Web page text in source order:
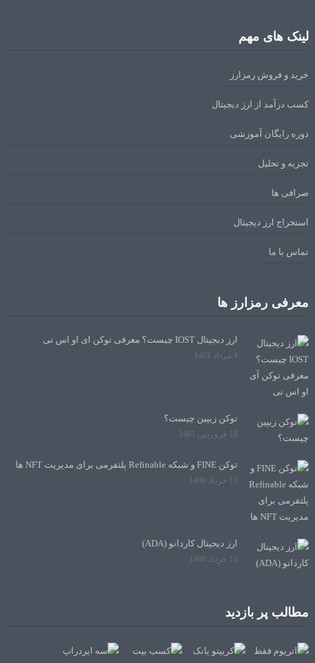
لینک های مهم
خرید و فروش رمزارز
کسب درآمد از ارز دیجیتال
دوره رایگان آموزشی
تجزیه و تحلیل
صرافی ها
استخراج ارز دیجیتال
تماس با ما
معرفی رمزارز ها
ارز دیجیتال IOST چیست؟ معرفی توکن آی او اس تی
4 مرداد 1401
توکن زیپین چیست؟
توکن FINE و شبکه Refinable پلتفرمی برای مدیریت NFT ها
ارز دیجیتال کاردانو (ADA)
16 خرداد 1400
مطالب پر بازدید